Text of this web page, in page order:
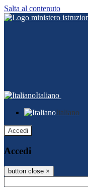
Salta al contenuto
Italiano
Italiano
Accedi
Accedi
button close ×